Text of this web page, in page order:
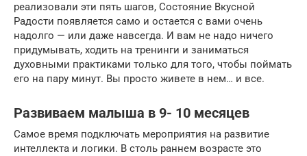
реализовали эти пять шагов, Состояние Вкусной
Радости появляется само и остается с вами очень
надолго — или даже навсегда. И вам не надо ничего
придумывать, ходить на тренинги и заниматься
духовными практиками только для того, чтобы поймать
его на пару минут. Вы просто живете в нем… и все.
Развиваем малыша в 9- 10 месяцев
Самое время подключать мероприятия на развитие
интеллекта и логики. В столь раннем возрасте это